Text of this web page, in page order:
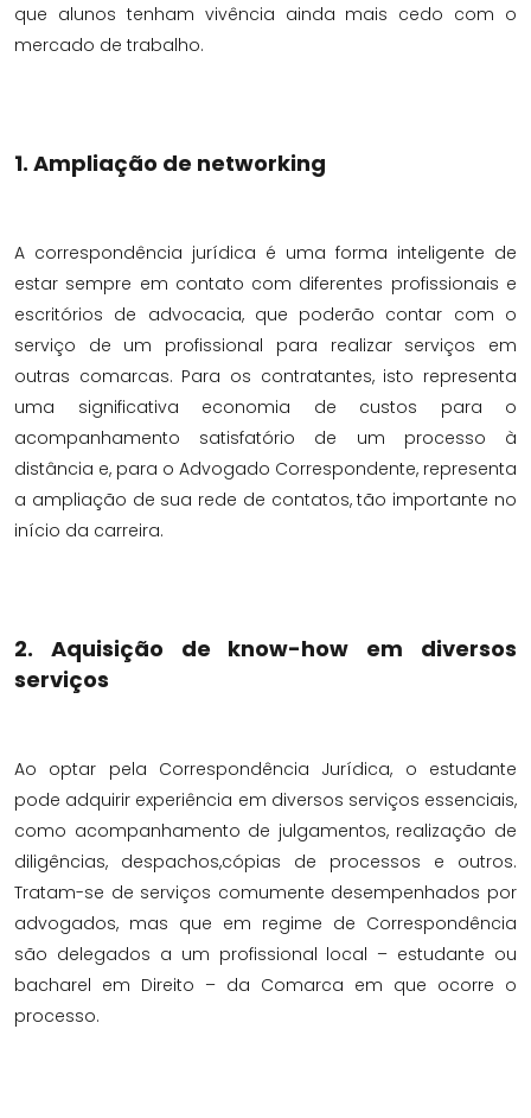
que alunos tenham vivência ainda mais cedo com o
mercado de trabalho.
1. Ampliação de networking
A correspondência jurídica é uma forma inteligente de
estar sempre em contato com diferentes profissionais e
escritórios de advocacia, que poderão contar com o
serviço de um profissional para realizar serviços em
outras comarcas. Para os contratantes, isto representa
uma significativa economia de custos para o
acompanhamento satisfatório de um processo à
distância e, para o Advogado Correspondente, representa
a ampliação de sua rede de contatos, tão importante no
início da carreira.
2. Aquisição de know-how em diversos
serviços
Ao optar pela Correspondência Jurídica, o estudante
pode adquirir experiência em diversos serviços essenciais,
como acompanhamento de julgamentos, realização de
diligências, despachos,cópias de processos e outros.
Tratam-se de serviços comumente desempenhados por
advogados, mas que em regime de Correspondência
são delegados a um profissional local – estudante ou
bacharel em Direito – da Comarca em que ocorre o
processo.